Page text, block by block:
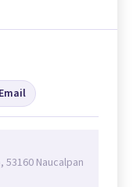
Email
53160 Naucalpan